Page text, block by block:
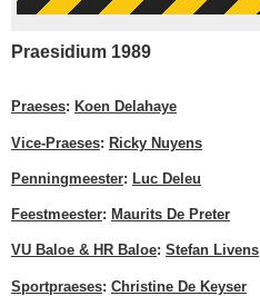
Praesidium 1989
Praeses: Koen Delahaye
Vice-Praeses: Ricky Nuyens
Penningmeester: Luc Deleu
Feestmeester: Maurits De Preter
VU Baloe & HR Baloe: Stefan Livens
Sportpraeses: Christine De Keyser